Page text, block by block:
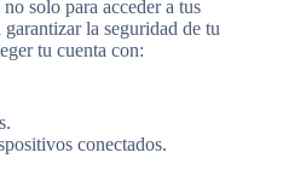
solo para acceder a tus
la seguridad de tu
tu cuenta con:
conectados.